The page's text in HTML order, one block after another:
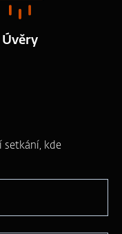
Úvěry
setkání, kde